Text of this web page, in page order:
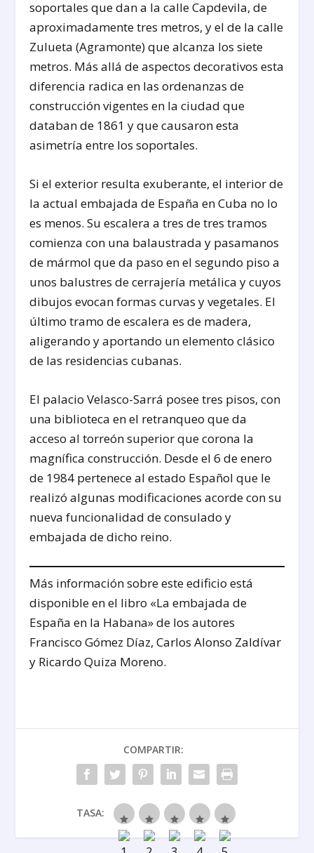
soportales que dan a la calle Capdevila, de
aproximadamente tres metros, y el de la calle
Zulueta (Agramonte) que alcanza los siete
metros. Más allá de aspectos decorativos esta
diferencia radica en las ordenanzas de
construcción vigentes en la ciudad que
databan de 1861 y que causaron esta
asimetría entre los soportales.
Si el exterior resulta exuberante, el interior de
la actual embajada de España en Cuba no lo
es menos. Su escalera a tres de tres tramos
comienza con una balaustrada y pasamanos
de mármol que da paso en el segundo piso a
unos balustres de cerrajería metálica y cuyos
dibujos evocan formas curvas y vegetales. El
último tramo de escalera es de madera,
aligerando y aportando un elemento clásico
de las residencias cubanas.
El palacio Velasco-Sarrá posee tres pisos, con
una biblioteca en el retranqueo que da
acceso al torreón superior que corona la
magnífica construcción. Desde el 6 de enero
de 1984 pertenece al estado Español que le
realizó algunas modificaciones acorde con su
nueva funcionalidad de consulado y
embajada de dicho reino.
Más información sobre este edificio está
disponible en el libro «La embajada de
España en la Habana» de los autores
Francisco Gómez Díaz, Carlos Alonso Zaldívar
y Ricardo Quiza Moreno.
COMPARTIR:
TASA: